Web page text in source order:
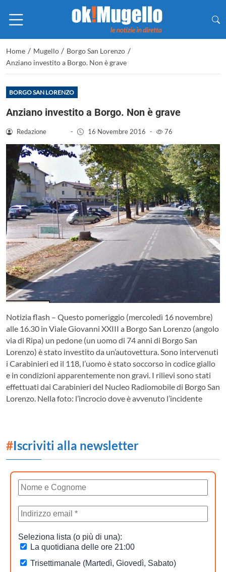
Home / Mugello / Borgo San Lorenzo /
Anziano investito a Borgo. Non è grave
BORGO SAN LORENZO
Anziano investito a Borgo. Non è grave
Redazione - 16 Novembre 2016 - 76
Notizia flash – Questo pomeriggio (mercoledì 16 novembre)
alle 16.30 in Viale Giovanni XXIII a Borgo San Lorenzo (angolo
via di Ripa) un pedone (un uomo di 74 anni di Borgo San
Lorenzo) è stato investito da un’autovettura. Sono intervenuti
i Carabinieri ed il 118, l’uomo è stato soccorso in codice giallo
e in condizioni apparentemente non gravi. I rilievi sono stati
effettuati dai Carabinieri del Nucleo Radiomobile di Borgo San
Lorenzo. Nella foto: l’incrocio dove è avvenuto l’incidente
#Iscriviti alla newsletter